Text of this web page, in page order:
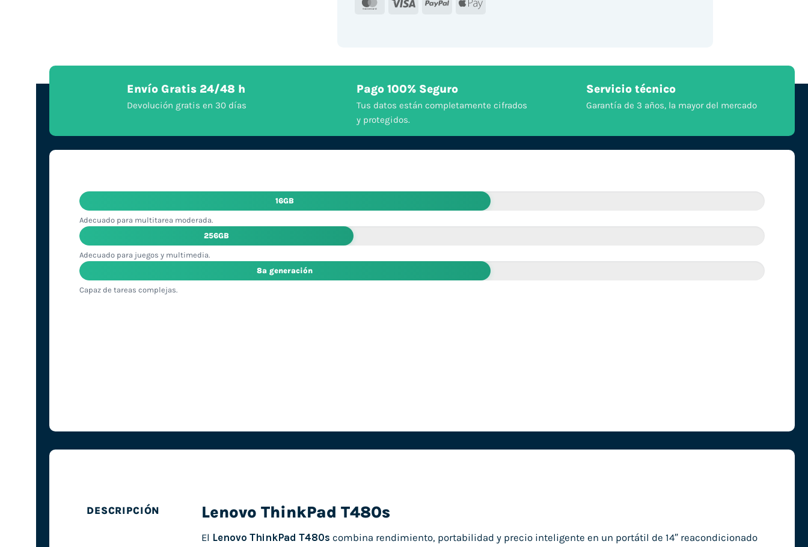
MasterCard
Visa PayPal Apple
Envío Gratis 24/48 h
Devolución gratis en 30 días
Pago 100% Seguro
Tus datos están completamente cifrados
y protegidos.
Servicio técnico
Garantía de 3 años, la mayor del mercado
16GB
Adecuado para multitarea moderada.
256GB
Adecuado para juegos y multimedia.
8ª generación
Capaz de tareas complejas.
DESCRIPCIÓN Lenovo ThinkPad T480s
El Lenovo ThinkPad T480s combina rendimiento, portabilidad y precio inteligente en un portátil de 14″ reacondicionado